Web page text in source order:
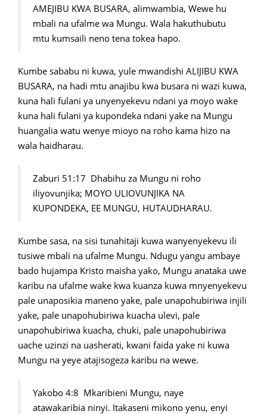
AMEJIBU KWA BUSARA, alimwambia, Wewe hu
mbali na ufalme wa Mungu. Wala hakuthubutu
mtu kumsaili neno tena tokea hapo.
Kumbe sababu ni kuwa, yule mwandishi ALIJIBU KWA
BUSARA, na hadi mtu anajibu kwa busara ni wazi kuwa,
kuna hali fulani ya unyenyekevu ndani ya moyo wake
kuna hali fulani ya kupondeka ndani yake na Mungu
huangalia watu wenye mioyo na roho kama hizo na
wala haidharau.
Zaburi 51:17 Dhabihu za Mungu ni roho
iliyovunjika; MOYO ULIOVUNJIKA NA
KUPONDEKA, EE MUNGU, HUTAUDHARAU.
Kumbe sasa, na sisi tunahitaji kuwa wanyenyekevu ili
tusiwe mbali na ufalme Mungu. Ndugu yangu ambaye
bado hujampa Kristo maisha yako, Mungu anataka uwe
karibu na ufalme wake kwa kuanza kuwa mnyenyekevu
pale unaposikia maneno yake, pale unapohubiriwa injili
yake, pale unapohubiriwa kuacha ulevi, pale
unapohubiriwa kuacha, chuki, pale unapohubiriwa
uache uzinzi na uasherati, kwani faida yake ni kuwa
Mungu na yeye atajisogeza karibu na wewe.
Yakobo 4:8 Mkaribieni Mungu, naye
atawakaribia ninyi. Itakaseni mikono yenu, enyi